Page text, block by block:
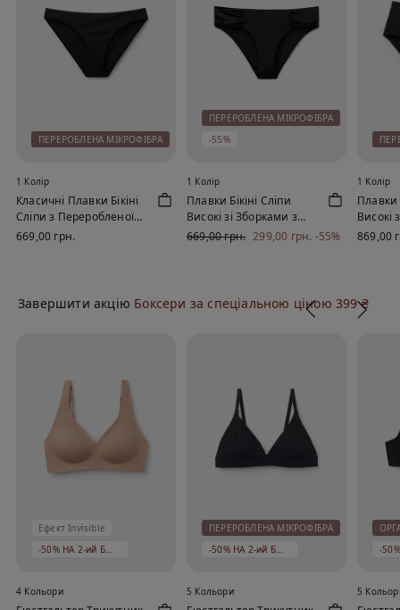
ПЕРЕРОБЛЕНА МІКРОФІБРА
1 Колір
Класичні Плавки Бікіні
Сліпи з Переробленої
Мікрофібри
669,00 грн.
ПЕРЕРОБЛЕНА МІКРОФІБРА
-55%
1 Колір
Плавки Бікіні Сліпи
Високі зі Зборками з
Переробленої
669,00 грн. 299,00 грн. -55%
1 Колір
Плавки
Високі
869,00
Завершити акцію Боксери за спеціальною ціною 399 ₴
Ефект Invisible
-50% НА 2-ий БЮСТГАЛЬТЕР
4 Кольори
ПЕРЕРОБЛЕНА МІКРОФІБРА
-50% НА 2-ий БЮСТГАЛЬТЕР
5 Кольори 5